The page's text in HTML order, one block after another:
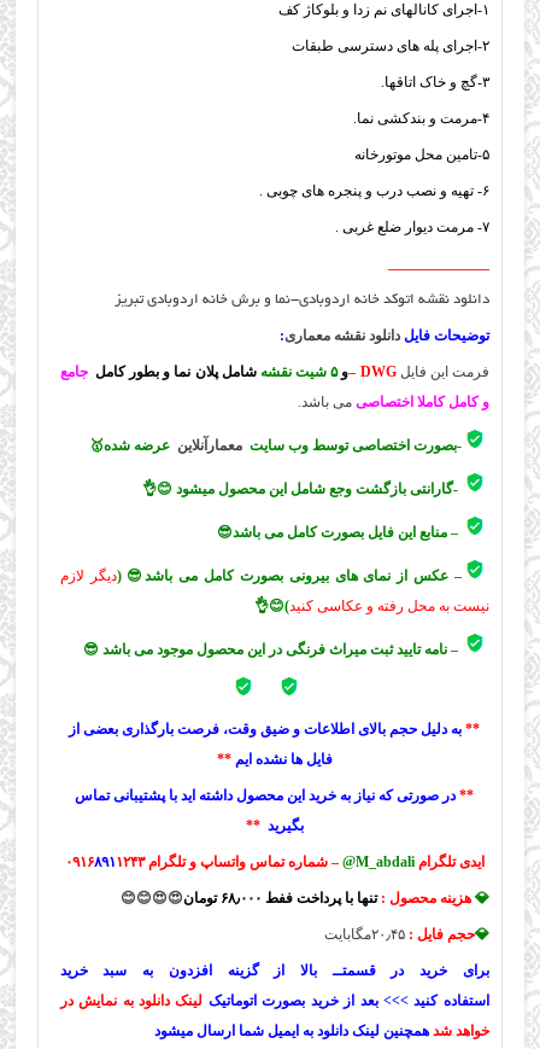
۱-اجرای کانالهای نم زدا و بلوکاژ کف
۲-اجرای پله های دسترسی طبقات
۳-گچ و خاک اتاقها.
۴-مرمت و بندکشی نما.
۵-تامین محل موتورخانه
۶- تهیه و نصب درب و پنجره های چوبی .
۷- مرمت دیوار ضلع غربی .
دانلود نقشه اتوکد خانه اردوبادی-نما و برش خانه اردوبادی تبریز
توضیحات فایلدانلود نقشه معماری:
فرمت این فایلDWG – و۵ شیت نقشه شامل پلان نما و بطور کاملجامع
و کامل کاملا اختصاصیمی باشد.
-بصورت اختصاصی توسط وب سایتمعمارآنلاین عرضه شده🥇
-گارانتی بازگشت وجع شامل این محصول میشود 😊👌
– منابع این فایل بصورت کامل می باشد😎
– عکس از نمای های بیرونی بصورت کامل می باشد😎 (دیگر لازم
نیست به محل رفته و عکاسی کنید)😊👌
– نامه تایید ثبت میراث فرنگی در این محصول موجود می باشد 😎
** به دلیل حجم بالای اطلاعات و ضیق وقت، فرصت بارگذاری بعضی از
فایل ها نشده ایم**
**در صورتی که نیاز به خرید این محصول داشته اید با پشتیبانی تماس
بگیرید**
ایدی تلگرامM_abdali@ – شماره تماس واتساپ و تلگرام ۰۹۱۶ ۸۹۱۱۲۴۳
💎هزینه محصول : تنها با پرداخت ففط ۶۸٫۰۰۰ تومان 😍😍
😊😊
💎حجم فایل :۲۰٫۴۵مگابایت
برای خرید در قسمتــ بالا از گزینه افزدون به سبد خرید
استفاده کنید >>> بعد از خرید بصورت اتوماتیک لینک دانلود به نمایش در
خواهد شد همچنین لینک دانلود به ایمیل شما ارسال میشود